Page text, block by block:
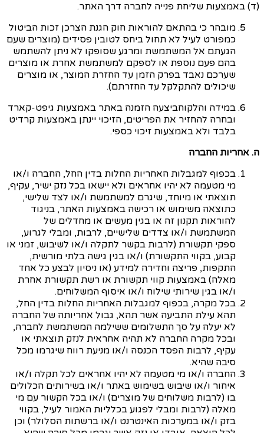
(ד) באמצעות שליחת פנייה לחברה דרך האתר.
מובהר כי בהתאם להוראות חוק הגנת הצרכן זכות הביטול
כמפורט לעיל לא תחול ביחס לטובין פסידים (מוצרים שעם
הגעתם אל המשתמשת ומרגע שסופקו לא ניתן להשתמש
בהם פעם נוספת או לספקם למשתמשת אחרת או מוצרים
שערכם נאבד בפרק הזמן עד החזרת המוצר, או מוצרים
שיכולים להתקלקל עד החזרתם).
במידה והלקוחביצעה הזמנה באתר באמצעות גיפט-קארד
ובחרה להחזיר את הפריטים, הזיכוי יינתן באמצעות קרדיט
בלבד ולא באמצעות זיכוי כספי.
ה. אחריות החברה
בכפוף למגבלות האחריות החלות בדין החל, החברה ו/או
מי מטעמה לא יהיו אחראים ולא יישאו בכל נזק ישיר, עקיף,
תוצאתי או מיוחד, שיגרם למשתמשת ו/או לצד שלישי,
כתוצאה משימוש או רכישה באמצעות האתר, בניגוד
להוראות תקנון זה או בגין מעשים או מחדלים של
המשתמשת ו/או צדדים שלישיים, לרבות, ומבלי לגרוע,
ספקי תקשורת (לרבות בקשר לתקלה ו/או לשיבוש, זמני או
קבוע, בקווי התקשורת) ו/או בגין גישה בלתי מורשית,
התקפות, פריצה וחדירה למידע (או ניסיון לבצע כל אחד
מאלה) באמצעות קווי תקשורת או רשת תקשורת אחרת
ו/או בגין שירותי שילוח ו/או איסוף המשלוחים.
בכל מקרה, בכפוף למגבלות האחריות החלות בדין החל,
תהא עילת התביעה אשר תהא, גבול אחריותה של החברה
לא יעלה על סך התשלומים ששילמה המשתמשת לחברה,
ובכל מקרה החברה לא תהיה אחראית לנזק תוצאתי או
עקיף, לרבות הפסד הכנסה ו/או מניעת רווח שיגרמו מכל
סיבה שהיא.
החברה ו/או מי מטעמה לא יהיו אחראים לכל תקלה ו/או
איחור ו/או שיבוש בשימוש באתר ו/או בשירותים הכלולים
בו (לרבות משלוחים של מוצרים) ו/או בכל הקשור עם מי
מאלה (לרבות ומבלי לפגוע בכלליות האמור לעיל, בקווי
בזק ו/או במערכות האינטרנט ו/או ברשתות הסלולר) וכן